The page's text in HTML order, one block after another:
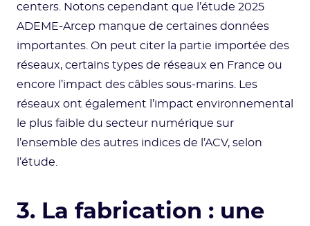
centers. Notons cependant que l’étude 2025
ADEME-Arcep manque de certaines données
importantes. On peut citer la partie importée des
réseaux, certains types de réseaux en France ou
encore l’impact des câbles sous-marins. Les
réseaux ont également l’impact environnemental
le plus faible du secteur numérique sur
l’ensemble des autres indices de l’ACV, selon
l’étude.
3. La fabrication : une